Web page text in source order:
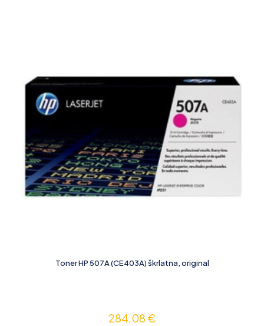
Toner HP 507A (CE403A) škrlatna, original
284,08 €